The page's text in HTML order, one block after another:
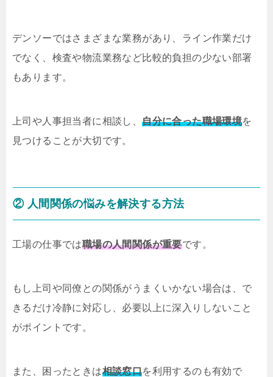
デンソーではさまざまな業務があり、ライン作業だけ
でなく、検査や物流業務など比較的負担の少ない部署
もあります。
上司や人事担当者に相談し、自分に合った職場環境を
見つけることが大切です。
② 人間関係の悩みを解決する方法
工場の仕事では職場の人間関係が重要です。
もし上司や同僚との関係がうまくいかない場合は、で
きるだけ冷静に対応し、必要以上に深入りしないこと
がポイントです。
また、困ったときは相談窓口を利用するのも有効で